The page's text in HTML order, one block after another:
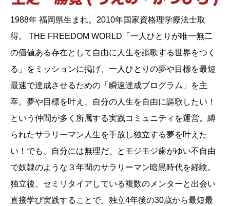
1988年 福岡県生まれ。2010年国家資格理学療法士取
得。 THE FREEDOM WORLD「一人ひとりが唯一無二
の価値ある存在として自由に人生を謳歌する世界をつく
る」をミッションに掲げ、一人ひとりの夢や目標を最短
最速で達成させるための「瞬速達成プログラム」を主
宰。夢や目標を叶え、自分の人生を自由に謳歌したい！
という仲間が多く所属する実践コミュニティを運営。縛
られたサラリーマン人生を手放し独立する夢を叶えた
い！でも、自分には無理だ。とモジモジ歯がゆい不自由
で奴隷のような３年間のサラリーマン暗黒時代を経験。
独立後、セミリタイアしている複数のメンターと出会い
直接学び実践することで、独立4年後の30歳から最短最